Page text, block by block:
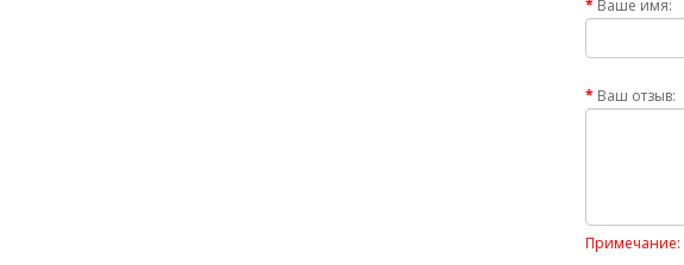
Ваше имя:
Ваш отзыв:
Примечание: